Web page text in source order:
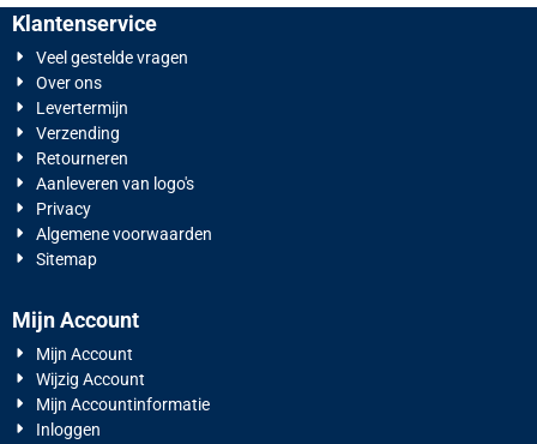
Klantenservice
Veel gestelde vragen
Over ons
Levertermijn
Verzending
Retourneren
Aanleveren van logo's
Privacy
Algemene voorwaarden
Sitemap
Mijn Account
Mijn Account
Wijzig Account
Mijn Accountinformatie
Inloggen